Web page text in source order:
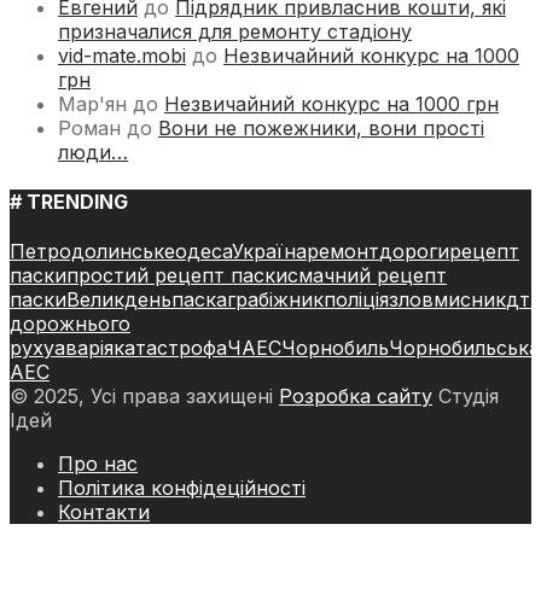
Евгений до Підрядник привласнив кошти, які
призначалися для ремонту стадіону
vid-mate.mobi до Незвичайний конкурс на 1000
грн
Мар'ян до Незвичайний конкурс на 1000 грн
Роман до Вони не пожежники, вони прості
люди…
# TRENDING
ПетродолинськеодесаУкраїнаремонтдорогирецепт
паскипростий рецепт паскисмачний рецепт
паскиВеликденьпаскаграбіжникполіціязловмисникдтп
дорожнього
рухуаваріякатастрофаЧАЕСЧорнобильЧорнобильська
АЕС
© 2025, Усі права захищені Розробка сайту Студія
Ідей
Про нас
Політика конфідеційності
Контакти